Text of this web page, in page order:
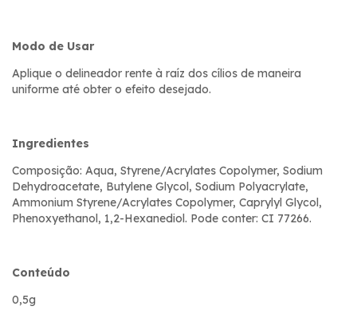
Modo de Usar
Aplique o delineador rente à raíz dos cílios de maneira
uniforme até obter o efeito desejado.
Ingredientes
Composição: Aqua, Styrene/Acrylates Copolymer, Sodium
Dehydroacetate, Butylene Glycol, Sodium Polyacrylate,
Ammonium Styrene/Acrylates Copolymer, Caprylyl Glycol,
Phenoxyethanol, 1,2-Hexanediol. Pode conter: CI 77266.
Conteúdo
0,5g